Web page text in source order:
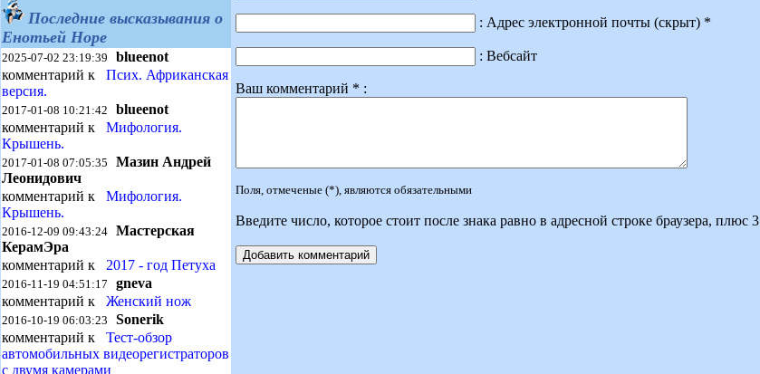
Последние высказывания о
Енотьей Норе
2025-07-02 23:19:39 blueenot
комментарий к Псих. Африканская
версия.
2017-01-08 10:21:42 blueenot
комментарий к Мифология.
Крышень.
2017-01-08 07:05:35 Мазин Андрей
Леонидович
комментарий к Мифология.
Крышень.
2016-12-09 09:43:24 Мастерская
КерамЭра
комментарий к 2017 - год Петуха
2016-11-19 04:51:17 gneva
комментарий к Женский нож
2016-10-19 06:03:23 Sonerik
комментарий к Тест-обзор
автомобильных видеорегистраторов
с двумя камерами
: Адрес электронной почты (скрыт) *
: Вебсайт
Ваш комментарий * :
Поля, отмеченые (*), являются обязательными
Введите число, которое стоит после знака равно в адресной строке браузера, плюс 3